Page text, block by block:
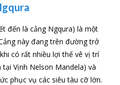
đến là cảng Ngqura) là một
này đang trên đường trở
có rất nhiều lợi thế vê vị trí
Vịnh Nelson Mandela) và
phục vụ các siêu tàu cỡ lớn.